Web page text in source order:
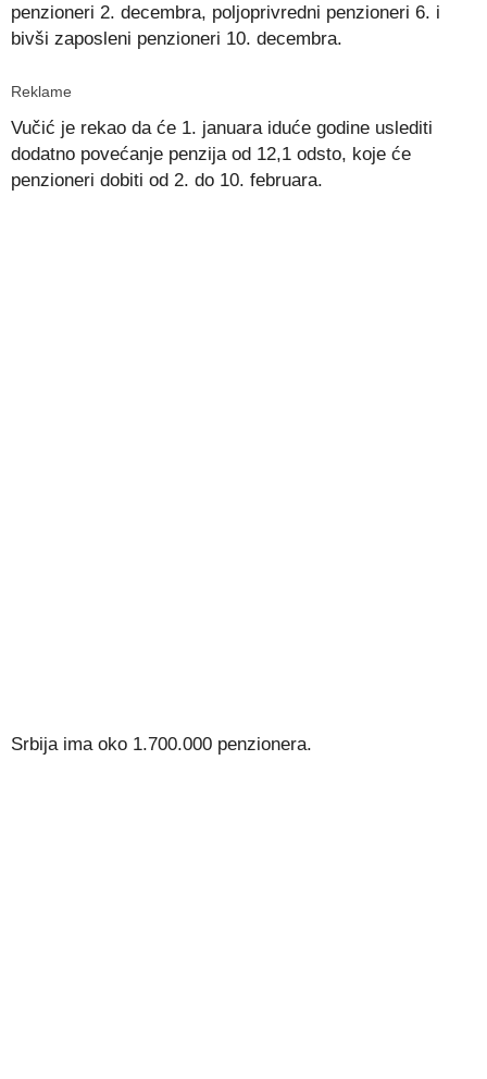
penzioneri 2. decembra, poljoprivredni penzioneri 6. i
bivši zaposleni penzioneri 10. decembra.
Reklame
Vučić je rekao da će 1. januara iduće godine uslediti
dodatno povećanje penzija od 12,1 odsto, koje će
penzioneri dobiti od 2. do 10. februara.
Srbija ima oko 1.700.000 penzionera.